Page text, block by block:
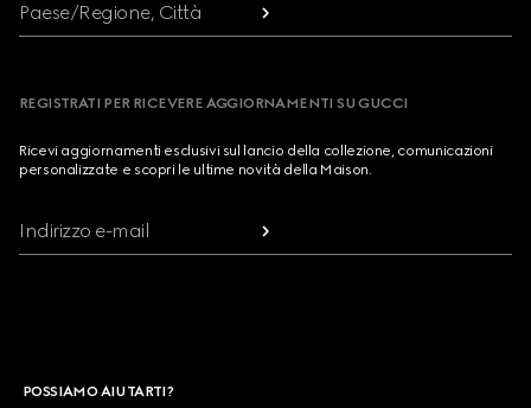
Paese/Regione, Città
REGISTRATI PER RICEVERE AGGIORNAMENTI SU GUCCI
Ricevi aggiornamenti esclusivi sul lancio della collezione, comunicazioni
personalizzate e scopri le ultime novità della Maison.
Indirizzo e-mail
POSSIAMO AIUTARTI?